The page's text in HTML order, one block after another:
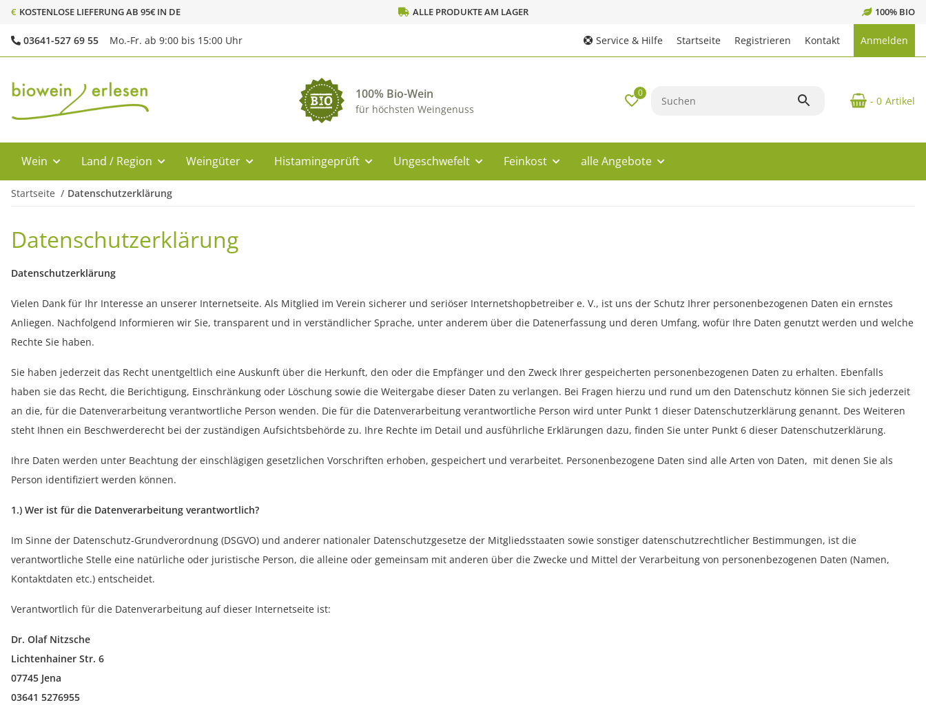
€ KOSTENLOSE LIEFERUNG AB 95€ IN DE ALLE PRODUKTE AM LAGER 100% BIO
03641-527 69 55 Mo.-Fr. ab 9:00 bis 15:00 Uhr Service & Hilfe Startseite Registrieren Kontakt Anmelden
100% Bio-Wein
für höchsten Weingenuss
0
- 0 Artikel
Wein Land / Region Weingüter Histamingeprüft Ungeschwefelt Feinkost alle Angebote
Startseite Datenschutzerklärung
Datenschutzerklärung
Datenschutzerklärung
Vielen Dank für Ihr Interesse an unserer Internetseite. Als Mitglied im Verein sicherer und seriöser Internetshopbetreiber e. V., ist uns der Schutz Ihrer personenbezogenen Daten ein ernstes
Anliegen. Nachfolgend Informieren wir Sie, transparent und in verständlicher Sprache, unter anderem über die Datenerfassung und deren Umfang, wofür Ihre Daten genutzt werden und welche
Rechte Sie haben.
Sie haben jederzeit das Recht unentgeltlich eine Auskunft über die Herkunft, den oder die Empfänger und den Zweck Ihrer gespeicherten personenbezogenen Daten zu erhalten. Ebenfalls
haben sie das Recht, die Berichtigung, Einschränkung oder Löschung sowie die Weitergabe dieser Daten zu verlangen. Bei Fragen hierzu und rund um den Datenschutz können Sie sich jederzeit
an die, für die Datenverarbeitung verantwortliche Person wenden. Die für die Datenverarbeitung verantwortliche Person wird unter Punkt 1 dieser Datenschutzerklärung genannt. Des Weiteren
steht Ihnen ein Beschwerderecht bei der zuständigen Aufsichtsbehörde zu. Ihre Rechte im Detail und ausführliche Erklärungen dazu, finden Sie unter Punkt 6 dieser Datenschutzerklärung.
Ihre Daten werden unter Beachtung der einschlägigen gesetzlichen Vorschriften erhoben, gespeichert und verarbeitet. Personenbezogene Daten sind alle Arten von Daten, mit denen Sie als
Person identifiziert werden können.
1.) Wer ist für die Datenverarbeitung verantwortlich?
Im Sinne der Datenschutz-Grundverordnung (DSGVO) und anderer nationaler Datenschutzgesetze der Mitgliedsstaaten sowie sonstiger datenschutzrechtlicher Bestimmungen, ist die
verantwortliche Stelle eine natürliche oder juristische Person, die alleine oder gemeinsam mit anderen über die Zwecke und Mittel der Verarbeitung von personenbezogenen Daten (Namen,
Kontaktdaten etc.) entscheidet.
Verantwortlich für die Datenverarbeitung auf dieser Internetseite ist:
Dr. Olaf Nitzsche
Lichtenhainer Str. 6
07745 Jena
03641 5276955